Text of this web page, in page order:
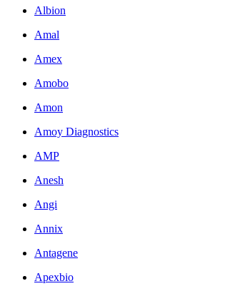
Albion
Amal
Amex
Amobo
Amon
Amoy Diagnostics
AMP
Anesh
Angi
Annix
Antagene
Apexbio